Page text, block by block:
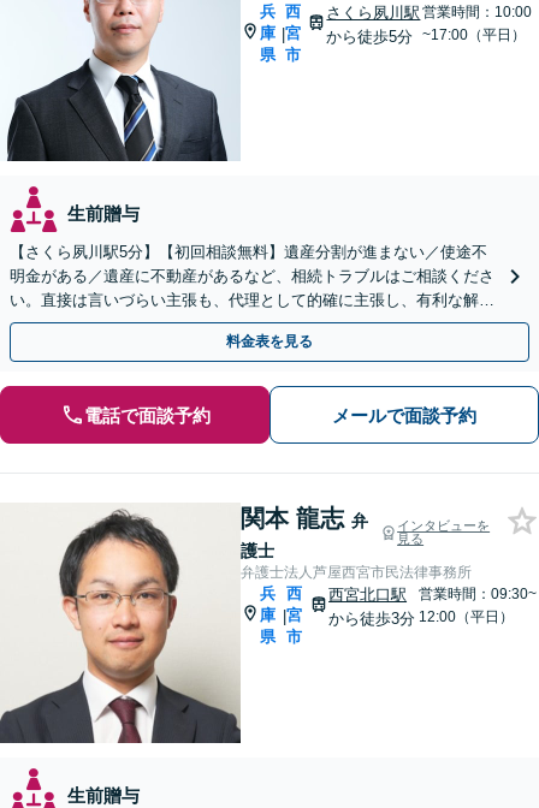
兵
庫
県
|
西
宮
市
さくら夙川駅
から徒歩5分
営業時間：10:00
~17:00（平日）
生前贈与
【さくら夙川駅5分】【初回相談無料】遺産分割が進まない／使途不
明金がある／遺産に不動産があるなど、相続トラブルはご相談くださ
い。直接は言いづらい主張も、代理として的確に主張し、有利な解決
を目指します【他士業連携で登記・税もワンストップ対応】
料金表を見る
電話で面談予約 メールで面談予約
関本 龍志 弁
護士
インタビューを
見る
弁護士法人芦屋西宮市民法律事務所
兵
庫
県
|
西
宮
市
西宮北口駅
から徒歩3分
営業時間：09:30~
12:00（平日）
生前贈与